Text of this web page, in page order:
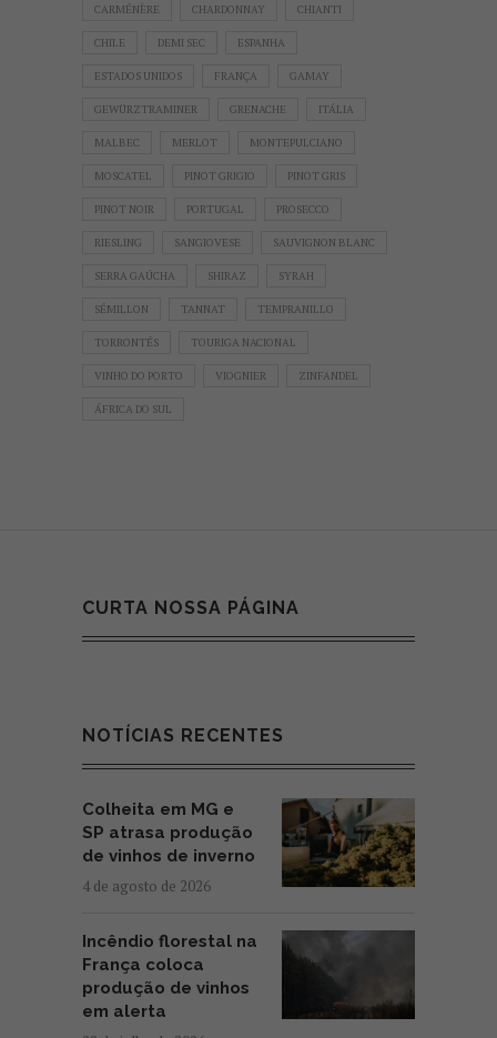
CARMÉNÈRE CHARDONNAY CHIANTI
CHILE DEMI SEC ESPANHA
ESTADOS UNIDOS FRANÇA GAMAY
GEWÜRZTRAMINER GRENACHE ITÁLIA
MALBEC MERLOT MONTEPULCIANO
MOSCATEL PINOT GRIGIO PINOT GRIS
PINOT NOIR PORTUGAL PROSECCO
RIESLING SANGIOVESE SAUVIGNON BLANC
SERRA GAÚCHA SHIRAZ SYRAH
SÉMILLON TANNAT TEMPRANILLO
TORRONTÉS TOURIGA NACIONAL
VINHO DO PORTO VIOGNIER ZINFANDEL
ÁFRICA DO SUL
CURTA NOSSA PÁGINA
NOTÍCIAS RECENTES
Colheita em MG e
SP atrasa produção
de vinhos de inverno
4 de agosto de 2026
Incêndio florestal na
França coloca
produção de vinhos
em alerta